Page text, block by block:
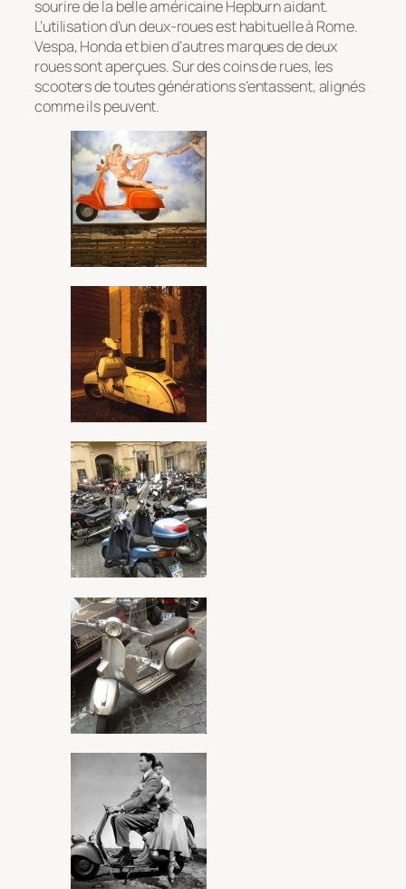
sourire de la belle américaine Hepburn aidant.
L’utilisation d’un deux-roues est habituelle à Rome.
Vespa, Honda et bien d’autres marques de deux
roues sont aperçues. Sur des coins de rues, les
scooters de toutes générations s’entassent, alignés
comme ils peuvent.